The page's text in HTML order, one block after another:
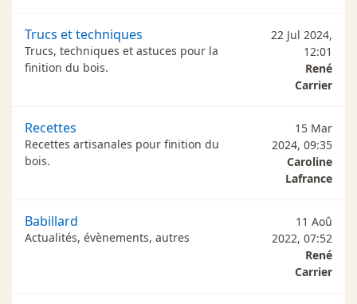
Trucs et techniques
Trucs, techniques et astuces pour la
finition du bois.
22 Jul 2024,
12:01
René
Carrier
Recettes
Recettes artisanales pour finition du
bois.
15 Mar
2024, 09:35
Caroline
Lafrance
Babillard
Actualités, évènements, autres
11 Aoû
2022, 07:52
René
Carrier